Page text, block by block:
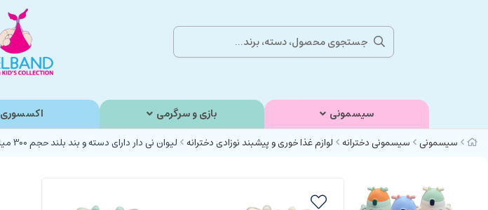
سیسمونی بازی و سرگرمی اکسسوری
سیسمونی سیسمونی دخترانه لوازم غذا خوری و پیشبند نوزادی دخترانه لیوان نی دار دارای دسته و بند بلند حجم 300 میل طرح شاخدار سیلیکونی